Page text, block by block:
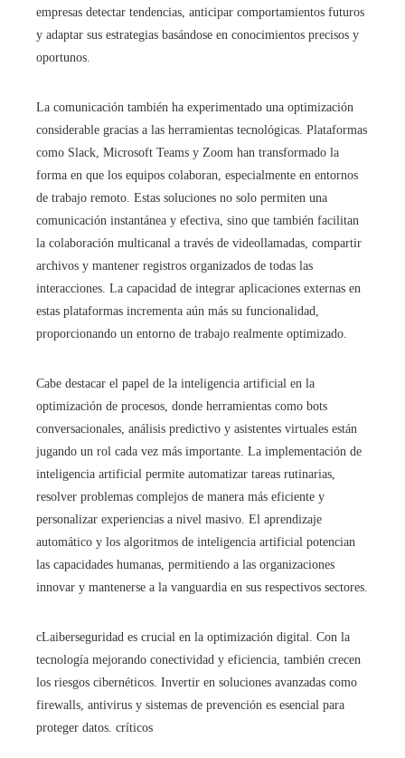
empresas detectar tendencias, anticipar comportamientos futuros
y adaptar sus estrategias basándose en conocimientos precisos y
oportunos.
La comunicación también ha experimentado una optimización
considerable gracias a las herramientas tecnológicas. Plataformas
como Slack, Microsoft Teams y Zoom han transformado la
forma en que los equipos colaboran, especialmente en entornos
de trabajo remoto. Estas soluciones no solo permiten una
comunicación instantánea y efectiva, sino que también facilitan
la colaboración multicanal a través de videollamadas, compartir
archivos y mantener registros organizados de todas las
interacciones. La capacidad de integrar aplicaciones externas en
estas plataformas incrementa aún más su funcionalidad,
proporcionando un entorno de trabajo realmente optimizado.
Cabe destacar el papel de la inteligencia artificial en la
optimización de procesos, donde herramientas como bots
conversacionales, análisis predictivo y asistentes virtuales están
jugando un rol cada vez más importante. La implementación de
inteligencia artificial permite automatizar tareas rutinarias,
resolver problemas complejos de manera más eficiente y
personalizar experiencias a nivel masivo. El aprendizaje
automático y los algoritmos de inteligencia artificial potencian
las capacidades humanas, permitiendo a las organizaciones
innovar y mantenerse a la vanguardia en sus respectivos sectores.
cLaiberseguridad es crucial en la optimización digital. Con la
tecnología mejorando conectividad y eficiencia, también crecen
los riesgos cibernéticos. Invertir en soluciones avanzadas como
firewalls, antivirus y sistemas de prevención es esencial para
proteger datos. críticos